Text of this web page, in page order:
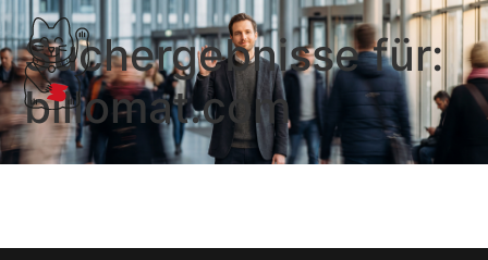
Suchergebnisse für:
billomat.com